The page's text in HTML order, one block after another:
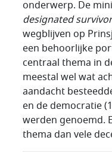
onderwerp. De
designated survivor
wegblijven op
een behoorlijke
centraal thema in
meestal wel wat
aandacht
en de democratie
werden genoemd.
thema dan vele